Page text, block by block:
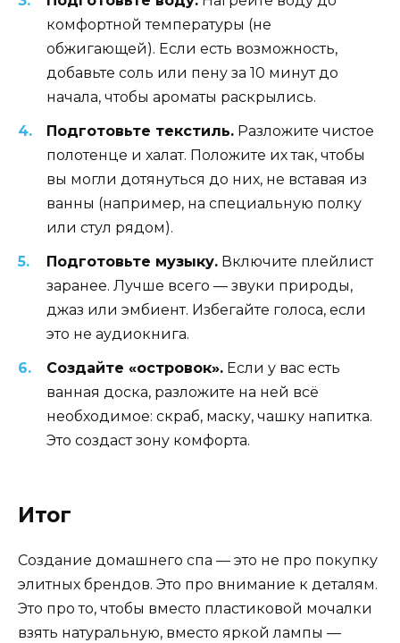
комфортной температуры (не
обжигающей). Если есть возможность,
добавьте соль или пену за 10 минут до
начала, чтобы ароматы раскрылись.
Подготовьте текстиль. Разложите чистое
полотенце и халат. Положите их так, чтобы
вы могли дотянуться до них, не вставая из
ванны (например, на специальную полку
или стул рядом).
Подготовьте музыку. Включите плейлист
заранее. Лучше всего — звуки природы,
джаз или эмбиент. Избегайте голоса, если
это не аудиокнига.
Создайте «островок». Если у вас есть
ванная доска, разложите на ней всё
необходимое: скраб, маску, чашку напитка.
Это создаст зону комфорта.
Итог
Создание домашнего спа — это не про покупку
элитных брендов. Это про внимание к деталям.
Это про то, чтобы вместо пластиковой мочалки
взять натуральную, вместо яркой лампы —